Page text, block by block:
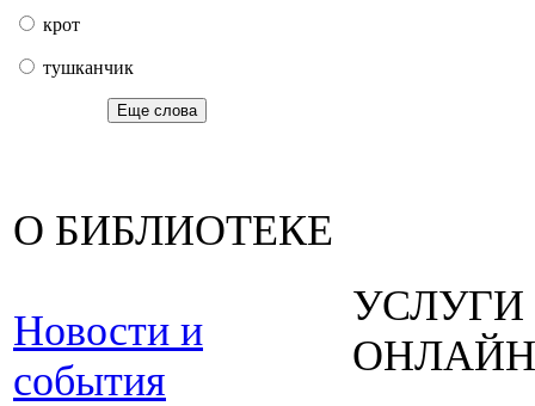
крот
тушканчик
Еще слова
О БИБЛИОТЕКЕ
Новости и
события
УСЛУГИ
ОНЛАЙН